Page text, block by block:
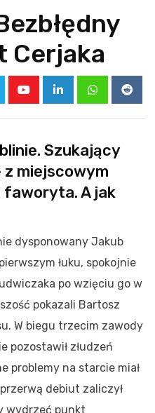
Cerjaka
LinkedInWhatsappReddit
Szukający
z miejscowym
faworyta. A jak
dysponowany Jakub
łuku, spokojnie
po wzięciu go w
pokazali Bartosz
W biegu trzecim zawody
pozostawił złudzeń
problemy na starcie miał
debiut zaliczył
wydrzeć punkt